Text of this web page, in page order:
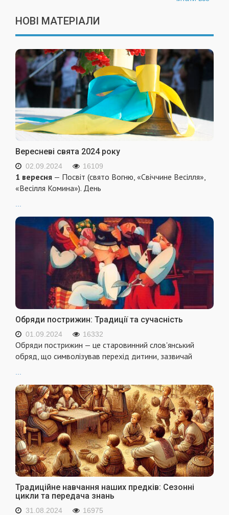
НОВІ МАТЕРІАЛИ
Вересневі свята 2024 року
02.09.2024 16109
1 вересня — Посвіт (свято Вогню, «Свіччине Весілля»,
«Весілля Комина»). День
...
Обряди пострижин: Традиції та сучасність
01.09.2024 16332
Обряди пострижин — це старовинний слов'янський
обряд, що символізував перехід дитини, зазвичай
Традиційне навчання наших предків: Сезонні
цикли та передача знань
31.08.2024 16975